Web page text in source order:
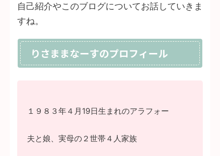
自己紹介やこのブログについてお話していきま
すね。
りさままなーすのプロフィール
１９８３年４月19日生まれのアラフォー
夫と娘、実母の２世帯４人家族